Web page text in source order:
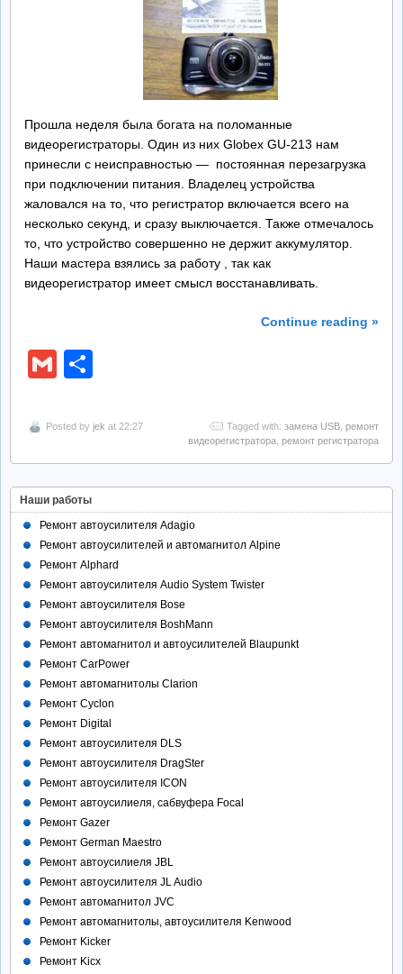
Прошла неделя была богата на поломанные
видеорегистраторы. Один из них Globex GU-213 нам
принесли с неисправностью — постоянная перезагрузка
при подключении питания. Владелец устройства
жаловался на то, что регистратор включается всего на
несколько секунд, и сразу выключается. Также отмечалось
то, что устройство совершенно не держит аккумулятор.
Наши мастера взялись за работу , так как
видеорегистратор имеет смысл восстанавливать.
Continue reading »
Gmail
Posted by jek at 22:27 Tagged with: замена USB ремонт
видеорегистратора ремонт регистратора
Наши работы
Ремонт автоусилителя Adagio
Ремонт автоусилителей и автомагнитол Alpine
Ремонт Alphard
Ремонт автоусилителя Audio System Twister
Ремонт автоусилителя Bose
Ремонт автоусилителя BoshMann
Ремонт автомагнитол и автоусилителей Blaupunkt
Ремонт CarPower
Ремонт автомагнитолы Clarion
Ремонт Cyclon
Ремонт Digital
Ремонт автоусилителя DLS
Ремонт автоусилителя DragSter
Ремонт автоусилителя ICON
Ремонт автоусилиеля, сабвуфера Focal
Ремонт Gazer
Ремонт German Maestro
Ремонт автоусилиеля JBL
Ремонт автоусилителя JL Audio
Ремонт автомагнитол JVC
Ремонт автомагнитолы, автоусилителя Kenwood
Ремонт Kicker
Ремонт Kicx